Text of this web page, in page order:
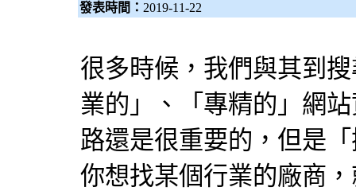
發表時間： 2019-11-22
很多時候，我們與其到
業的」、「專精的」網
路還是很重要的，但是
你想找某個行業的廠商